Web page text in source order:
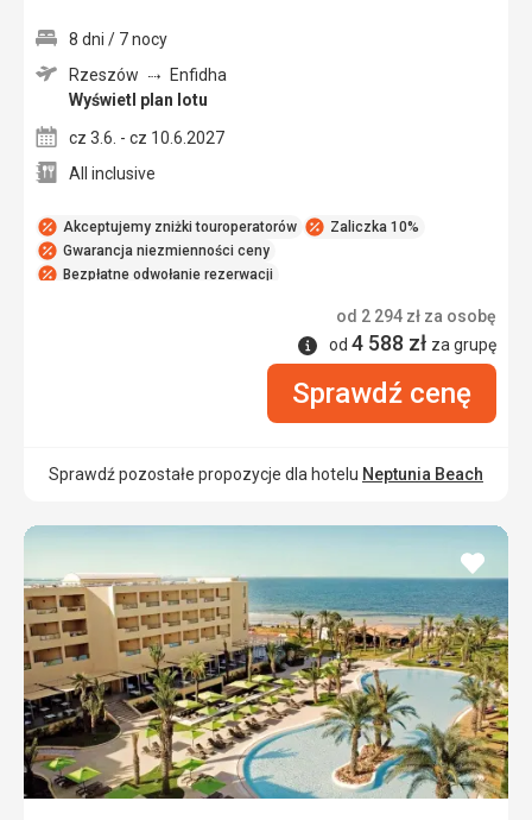
Akceptujemy zniżki touroperatorów
Zaliczka 10%
Gwarancja niezmienności ceny
Bezpłatne odwołanie rezerwacji
8 dni / 7 nocy
Rzeszów
Enfidha
Wyświetl plan lotu
cz 3.6. - cz 10.6.2027
All inclusive
od 2 294 zł za osobę
Informacje
od 4 588 zł za grupę
Sprawdź cenę
Sprawdź pozostałe propozycje dla hotelu Neptunia Beach
dodaj
do